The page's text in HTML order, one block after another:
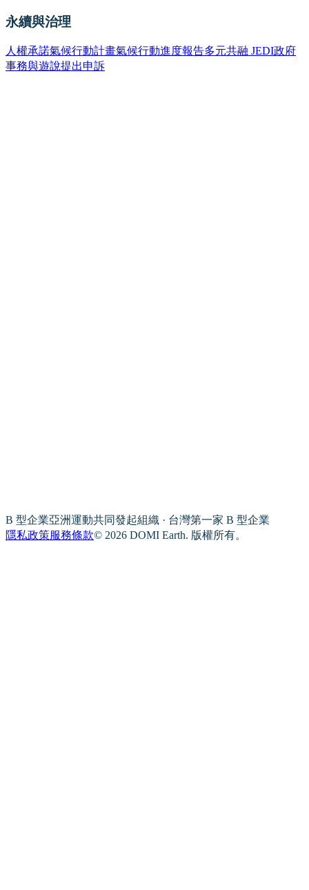
永續與治理
人權承諾氣候行動計畫氣候行動進度報告多元共融 JEDI政府
事務與遊說提出申訴
B 型企業亞洲運動共同發起組織 · 台灣第一家 B 型企業
隱私政策服務條款© 2026 DOMI Earth. 版權所有。